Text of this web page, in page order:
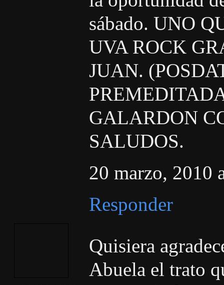
sábado. UNO
UVA ROCK
JUAN.
GALARDON
SALUDOS.
20 marzo, 2010
Responder
Quisiera
Abuela el trato